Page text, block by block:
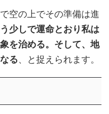
空の上でその準備は進
少しで運命とおり私は
を治める。そして、地
る、と捉えられます。